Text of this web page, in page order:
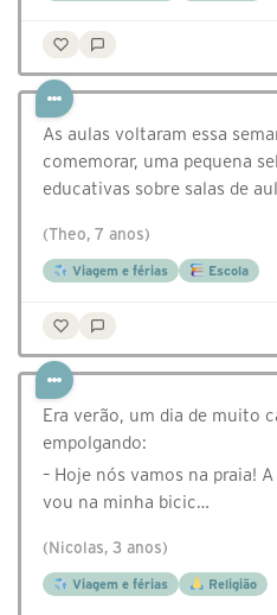
As aulas voltaram essa
comemorar, uma pequena
educativas sobre salas de
(Theo, 7 anos)
Viagem e férias Escola
Era verão, um dia de muito
empolgando:
– Hoje nós vamos na praia!
vou na minha bicic…
(Nicolas, 3 anos)
Viagem e férias Religião